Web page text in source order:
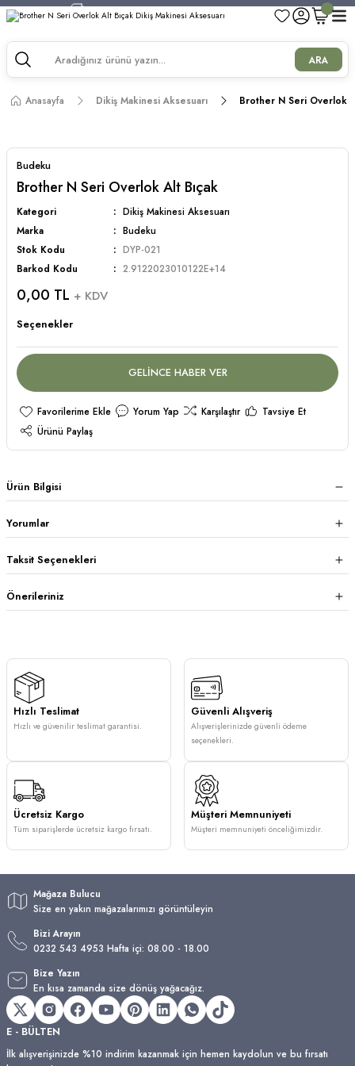
750 TL ve Üzeri Alışverişlerde Kargo Bedava!
750 TL ve Üzeri Alışverişlerde Kargo Bedava!
ARA
Anasayfa Dikiş Makinesi Aksesuarı Brother N Seri Overlok
Budeku
Brother N Seri Overlok Alt Bıçak
Kategori
Dikiş Makinesi Aksesuarı
Marka
Budeku
Stok Kodu
DYP-021
Barkod Kodu
2.9122023010122E+14
0,00 TL + KDV
Seçenekler
GELİNCE HABER VER
Yorum Yap Karşılaştır
Tavsiye Et
Ürünü Paylaş
Ürün Bilgisi
Yorumlar
Taksit Seçenekleri
Önerileriniz
Hızlı Teslimat
Hızlı ve güvenilir teslimat garantisi.
Güvenli Alışveriş
Alışverişlerinizde güvenli ödeme
seçenekleri.
Ücretsiz Kargo
Tüm siparişlerde ücretsiz kargo fırsatı.
Müşteri Memnuniyeti
Müşteri memnuniyeti önceliğimizdir.
Mağaza Bulucu
Size en yakın mağazalarımızı görüntüleyin
Bizi Arayın
0232 543 4953 Hafta içi: 08.00 - 18.00
Bize Yazın
En kısa zamanda size dönüş yağacağız.
E - BÜLTEN
İlk alışverişinizde %10 indirim kazanmak için hemen kaydolun ve bu fırsatı